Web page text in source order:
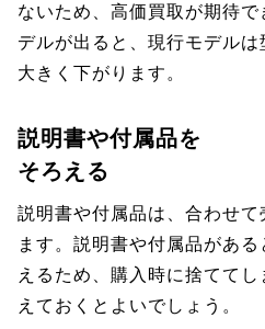
ないため、高価買取が期待
デルが出ると、現行モデル
大きく下がります。
説明書や付属品を
そろえる
説明書や付属品は、合わせ
ます。説明書や付属品があ
えるため、購入時に捨てて
えておくとよいでしょう。